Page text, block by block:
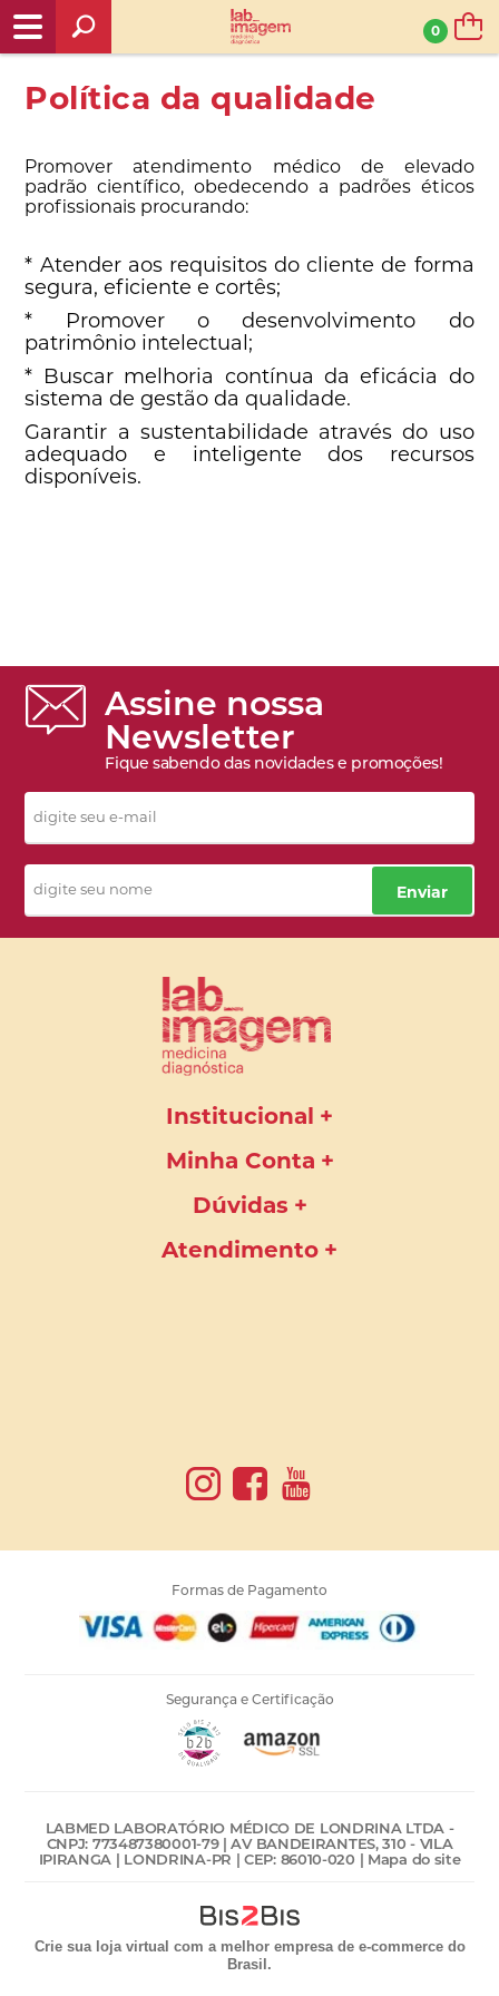
0
Política da qualidade
Promover atendimento médico de elevado
padrão científico, obedecendo a padrões éticos
profissionais procurando:
* Atender aos requisitos do cliente de forma
segura, eficiente e cortês;
* Promover o desenvolvimento do
patrimônio intelectual;
* Buscar melhoria contínua da eficácia do
sistema de gestão da qualidade.
Garantir a sustentabilidade através do uso
adequado e inteligente dos recursos
disponíveis.
Assine nossa
Newsletter
Fique sabendo das novidades e promoções!
Enviar
Institucional
Minha Conta
Dúvidas
Atendimento
Formas de Pagamento
Segurança e Certificação
LABMED LABORATÓRIO MÉDICO DE LONDRINA LTDA -
CNPJ: 773487380001-79 | AV BANDEIRANTES, 310 - VILA
IPIRANGA | LONDRINA-PR | CEP: 86010-020 | Mapa do site
Crie sua loja virtual com a melhor empresa de e-commerce do
Brasil.